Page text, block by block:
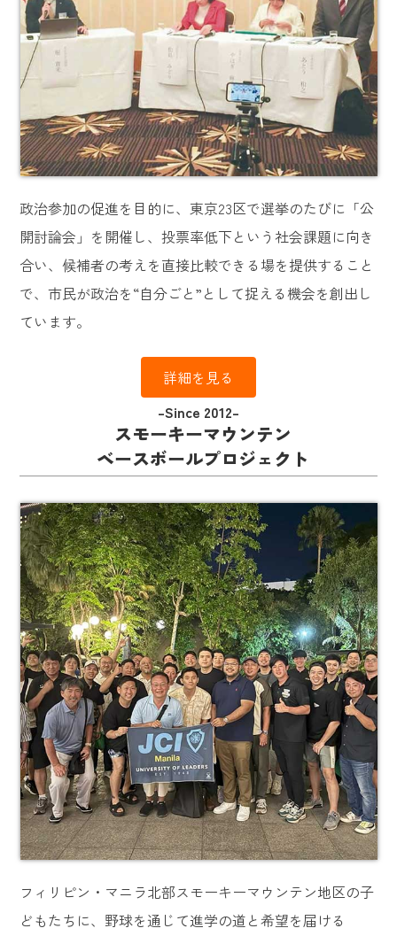
政治参加の促進を目的に、東京23区で選挙のたびに「公
開討論会」を開催し、投票率低下という社会課題に向き
合い、候補者の考えを直接比較できる場を提供すること
で、市民が政治を“自分ごと”として捉える機会を創出し
ています。
詳細を見る
–Since 2012–
スモーキーマウンテン
ベースボールプロジェクト
フィリピン・マニラ北部スモーキーマウンテン地区の子
どもたちに、野球を通じて進学の道と希望を届ける